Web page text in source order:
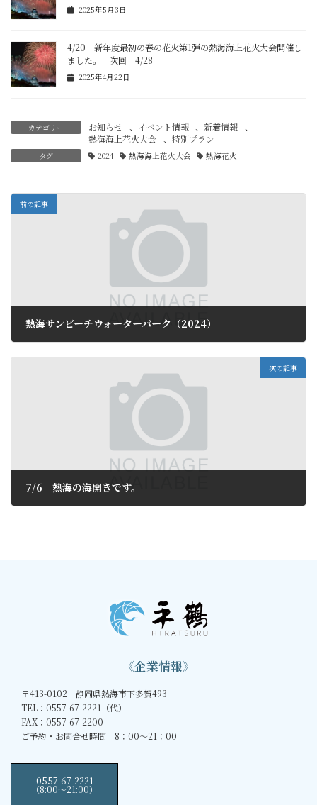
2025年5月3日
4/20 新年度最初の春の花火第1弾の熱海海上花火大会開催し
ました。 次回 4/28
2025年4月22日
カテゴリー お知らせ 、 イベント情報 、新着情報 、
熱海海上花火大会 、 特別プラン
タグ 2024 熱海海上花火大会 熱海花火
前の記事
熱海サンビーチウォーターパーク（2024）
次の記事
7/6 熱海の海開きです。
《企業情報》
〒413-0102 静岡県熱海市下多賀493
TEL：0557-67-2221（代）
FAX：0557-67-2200
ご予約・お問合せ時間 8：00～21：00
0557-67-2221
（8:00〜21:00）